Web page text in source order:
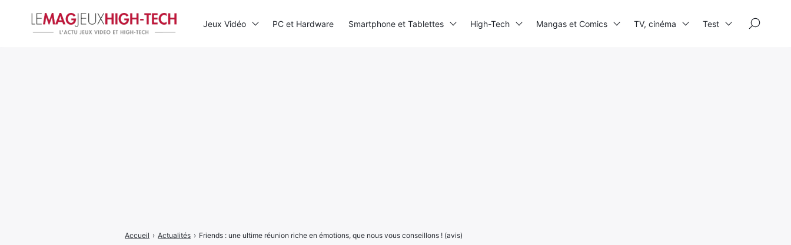
Accueil › Actualités › Friends : une ultime réunion riche en émotions, que nous vous conseillons ! (avis)
Jeux Vidéo PC et Hardware Smartphone et Tablettes High-Tech Mangas et Comics TV, cinéma Test